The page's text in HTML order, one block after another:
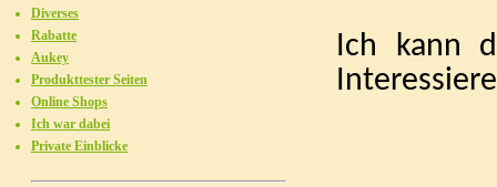
Ich kann
Diverses
Rabatte
Aukey
Produkttester Seiten
Online Shops
Ich war dabei
Private Einblicke